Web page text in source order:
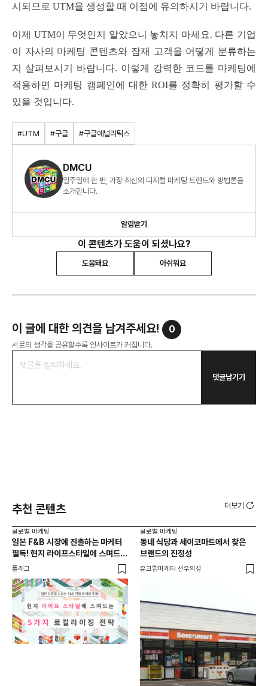
시되므로 UTM을 생성할 때 이점에 유의하시기 바랍니다.
이제 UTM이 무엇인지 알았으니 놓치지 마세요. 다른 기업
이 자사의 마케팅 콘텐츠와 잠재 고객을 어떻게 분류하는
지 살펴보시기 바랍니다. 이렇게 강력한 코드를 마케팅에
적용하면 마케팅 캠페인에 대한 ROI를 정확히 평가할 수
있을 것입니다.
#UTM #구글 #구글애널리틱스
DMCU
일주일에 한 번, 가장 최신의 디지털 마케팅 트렌드와 방법론을
소개합니다.
알림받기
이 콘텐츠가 도움이 되셨나요?
도움돼요 아쉬워요
이 글에 대한 의견을 남겨주세요! 0
서로의 생각을 공유할수록 인사이트가 커집니다.
댓글남기기
추천 콘텐츠 더보기
글로벌 마케팅
일본 F&B 시장에 진출하는 마케터
필독! 현지 라이프스타일에 스며드는
5가지 로컬라이징 전략
플래그
글로벌 마케팅
동네 식당과 세이코마트에서 찾은
브랜드의 진정성
유크랩마케터 선우의성